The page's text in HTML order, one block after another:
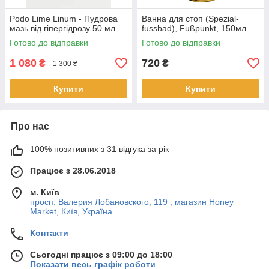
Podo Lime Linum - Пудрова
мазь від гіпергідрозу 50 мл
Готово до відправки
1 080 ₴ 1 300 ₴
Купити
Ванна для стоп (Spezial-
fussbad), Fußpunkt, 150мл
Готово до відправки
720 ₴
Купити
Про нас
100% позитивних з 31 відгука за рік
Працює з 28.06.2018
м. Київ
просп. Валерия Лобановского, 119 , магазин Honey
Market, Київ, Україна
Контакти
Сьогодні працює з 09:00 до 18:00
Показати весь графік роботи